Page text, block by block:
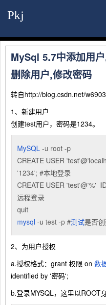
Pkj
MySql 5.7中添加用
删除用户,修改密码
转自http://blog.csdn.net/
1、新建用户
创建test用户，密码是1234。
MySQL -u root -p
CREATE USER
'1234'; #本地登录
CREATE USER 'test'@'%'
远程登录
quit
mysql -u test -p #测试是否
2、为用户授权
a.授权格式：grant 权限 on 数
identified by '密码';
b.登录MYSQL，这里以ROOT